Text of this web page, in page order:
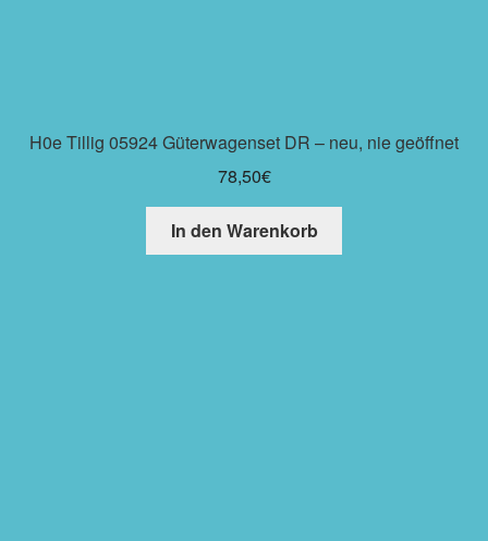
H0e Tillig 05924 Güterwagenset DR – neu, nie geöffnet
78,50€
In den Warenkorb